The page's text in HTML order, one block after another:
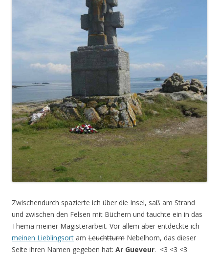
Zwischendurch spazierte ich über die Insel, saß am Strand
und zwischen den Felsen mit Büchern und tauchte ein in das
Thema meiner Magisterarbeit. Vor allem aber entdeckte ich
meinen Lieblingsort am Leuchtturm Nebelhorn, das dieser
Seite ihren Namen gegeben hat: Ar Gueveur. <3 <3 <3